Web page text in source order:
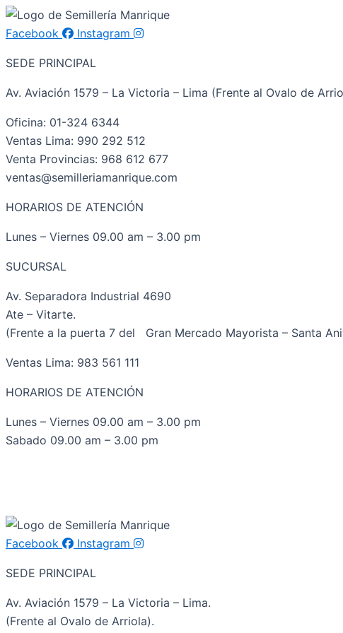
Facebook Instagram
SEDE PRINCIPAL
Av. Aviación 1579 – La Victoria – Lima (Frente al Ovalo de
Oficina: 01-324 6344
Ventas Lima: 990 292 512
Venta Provincias: 968 612 677
ventas@semilleriamanrique.com
HORARIOS DE ATENCIÓN
Lunes – Viernes 09.00 am – 3.00 pm
SUCURSAL
Av. Separadora Industrial 4690
Ate – Vitarte.
(Frente a la puerta 7 del Gran Mercado Mayorista – Santa
Ventas Lima: 983 561 111
HORARIOS DE ATENCIÓN
Lunes – Viernes 09.00 am – 3.00 pm
Sabado 09.00 am – 3.00 pm
Facebook Instagram
SEDE PRINCIPAL
Av. Aviación 1579 – La Victoria – Lima.
(Frente al Ovalo de Arriola).